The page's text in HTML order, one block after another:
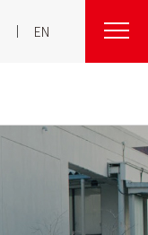
EN